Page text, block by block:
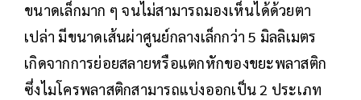
ขนาดเล็กมาก ๆ จนไม่สามารถมองเห็นได้ด้วยตา
เปล่า มีขนาดเส้นผ่าศูนย์กลางเล็กกว่า 5 มิลลิเมตร
เกิดจากการย่อยสลายหรือแตกหักของขยะพลาสติก
ซึ่งไมโครพลาสติกสามารถแบ่งออกเป็น 2 ประเภท